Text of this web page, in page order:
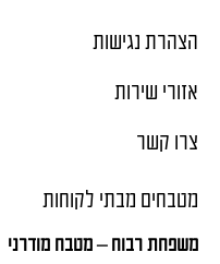
הצהרת נגישות
אזורי שירות
צרו קשר
מטבחים מבתי לקוחות
משפחת רבוח – מטבח מודרני